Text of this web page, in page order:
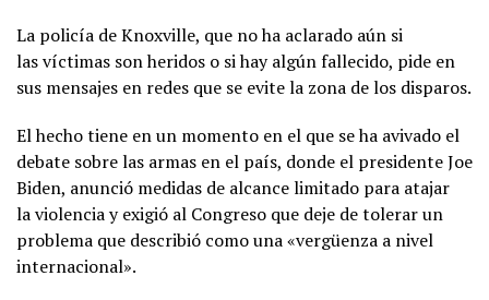
La policía de Knoxville, que no ha aclarado aún si
las víctimas son heridos o si hay algún fallecido, pide en
sus mensajes en redes que se evite la zona de los disparos.
El hecho tiene en un momento en el que se ha avivado el
debate sobre las armas en el país, donde el presidente Joe
Biden, anunció medidas de alcance limitado para atajar
la violencia y exigió al Congreso que deje de tolerar un
problema que describió como una «vergüenza a nivel
internacional».